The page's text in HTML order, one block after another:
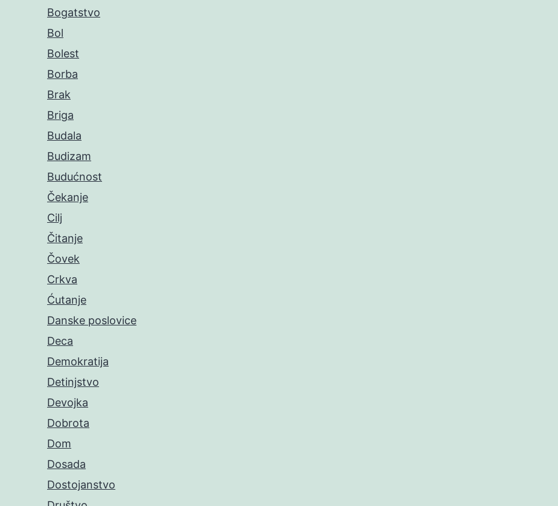
Bogatstvo
Bol
Bolest
Borba
Brak
Briga
Budala
Budizam
Budućnost
Čekanje
Cilj
Čitanje
Čovek
Crkva
Ćutanje
Danske poslovice
Deca
Demokratija
Detinjstvo
Devojka
Dobrota
Dom
Dosada
Dostojanstvo